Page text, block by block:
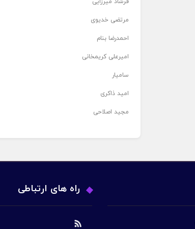
مرتضی خدیوی
احمدرضا بنام
امیرعلی کریمخانی
سامیار
امید ذاکری
مجید اصلاحی
راه های ارتباطی